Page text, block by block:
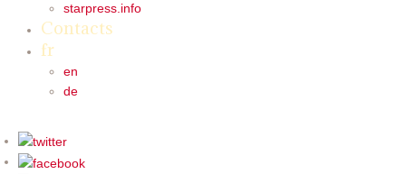
starpress.info
Contacts
fr
en
de